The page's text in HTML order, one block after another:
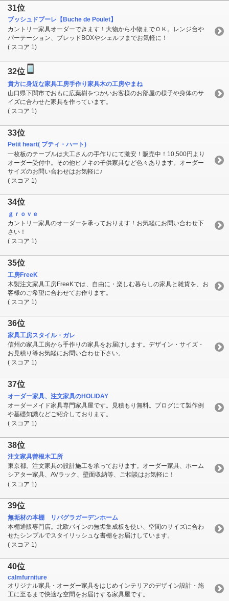
31位
ブッシュドプーレ【Buche de Poulet】
カントリー家具オーダーできます！大物から小物までＯＫ。レンジ台や
パーテーション、ブレッドBOXやシェルフまでお気軽に！
( スコア 1)
32位
貴方に身近な家具工房手作り家具木の工房やまね
山口県下関市でおもに広葉樹をつかいお客様のお部屋の様子や身体のサ
イズに合わせた家具を作っています。
( スコア 1)
33位
Petit heart( プティ・ハート)
一枚板のテーブルは大工さんの手作りにて激安！販売中！10,500円より
オーダー受付中。その他ヒノキの子供家具など色々あります。オーダー
サイズのお問い合わせはお気軽に♪
( スコア 1)
34位
ｇｒｏｖｅ
カントリー家具のオーダーを承っております！お気軽にお問い合わせ下
さい！
( スコア 1)
35位
工房FreeK
木製注文家具工房FreeKでは、自由に・楽しむ暮らしの家具と雑貨を、お
客様のご希望に合わせてお作ります。
( スコア 1)
36位
家具工房スタイル・ガレ
信州の家具工房から手作りの家具をお届けします。デザイン・サイズ・
お見積り等お気軽にお問い合わせ下さい。
( スコア 1)
37位
オーダー家具、注文家具のHOLIDAY
オーダーメイド家具専門家具屋です。見積もり無料。ブログにて製作例
や基礎知識などご紹介しております。
( スコア 1)
38位
注文家具曽根木工所
東京都。注文家具の設計施工を承っております。オーダー家具、ホーム
シアター家具、AVラック、壁面収納等、ご相談はお気軽に！
( スコア 1)
39位
無垢材の本棚 リバグラガーデンホーム
本棚通販専門店。北欧パインの無垢集成板を使い、空間のサイズに合わ
せたシンプルでスタイリッシュな書棚をお届けしています。
( スコア 1)
40位
calmfurniture
オリジナル家具・オーダー家具をはじめインテリアのデザイン設計・施
工に至るまで快適な空間をお届けする家具屋です。